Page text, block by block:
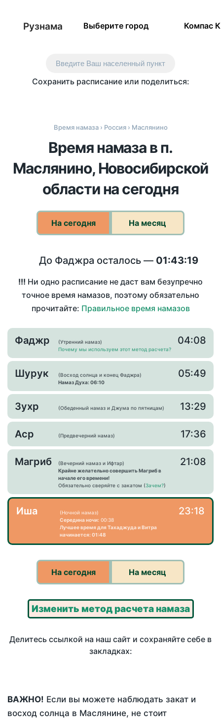
Рузнама Выберите город Компас
Введите Ваш населенный пункт
Сохранить расписание или поделиться:
Время намаза› Россия› Маслянино
Время намаза в п.
Маслянино, Новосибирской
области на сегодня
На сегодня На месяц
До Фаджра осталось — 01:43:19
!!! Ни одно расписание не даст вам безупречно
точное время намазов, поэтому обязательно
прочитайте: Правильное время намазов
Фаджр
(Утренний намаз)
Почему мы используем этот метод расчета?
04:08
Шурук
(Восход солнца и конец Фаджра)
Намаз Духа: 06:10
05:49
Зухр (Обеденный намаз и Джума по пятницам) 13:29
Аср (Предвечерний намаз) 17:36
Магриб
(Вечерний намаз и Ифтар)
Крайне желательно совершить Магриб в
начале его времени!
Обязательно сверяйте с закатом (Зачем?)
21:08
Иша
(Ночной намаз)
Середина ночи: 00:38
Лучшее время для Тахаджуда и Витра
начинается: 01:48
23:18
На сегодня На месяц
Изменить метод расчета намаза
Делитесь ссылкой на наш сайт и сохраняйте себе в
закладках:
ВАЖНО! Если вы можете наблюдать закат и
восход солнца в Маслянине, не стоит